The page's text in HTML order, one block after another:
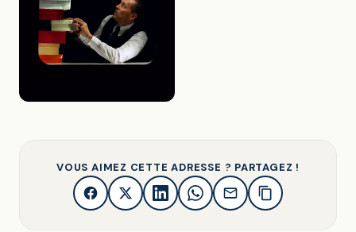
VOUS AIMEZ CETTE ADRESSE ? PARTAGEZ !